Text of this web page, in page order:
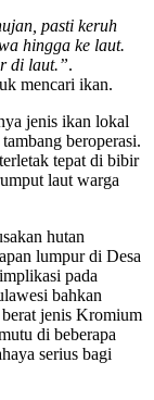
pasti keruh
hingga ke laut.
di laut.”.
mencari ikan.
jenis ikan lokal
beroperasi.
tepat di bibir
laut warga
hutan
lumpur di Desa
pada
bahkan
jenis Kromium
di beberapa
serius bagi